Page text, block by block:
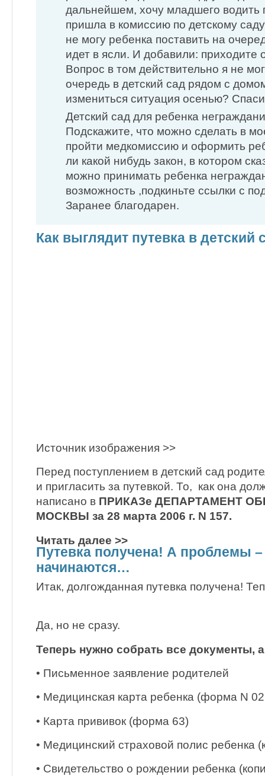
дальнейшем, хочу младшего водить
пришла в комиссию по детскому
не могу ребенка поставить на
идет в ясли. И добавили: приходите
Вопрос в том действительно я не
очередь в детский сад рядом с
измениться ситуация осенью?
Детский сад для ребенка
Подскажите, что можно сделать в
пройти медкомиссию и оформить
ли какой нибудь закон, в котором
можно принимать ребенка
возможность ,подкиньте ссылки с
Заранее благодарен.
Как выглядит путевка в детский
Источник изображения >>
Перед поступлением в детский сад
и пригласить за путевкой. То, как она
написано в ПРИКАЗе ДЕПАРТАМЕНТ
МОСКВЫ за 28 марта 2006 г. N 157.
Читать далее >>
Путевка получена! А проблемы –
начинаются…
Итак, долгожданная путевка получена!
Да, но не сразу.
Теперь нужно собрать все документы,
• Письменное заявление родителей
• Медицинская карта ребенка (форма N
• Карта прививок (форма 63)
• Медицинский страховой полис ребенка
• Свидетельство о рождении ребенка